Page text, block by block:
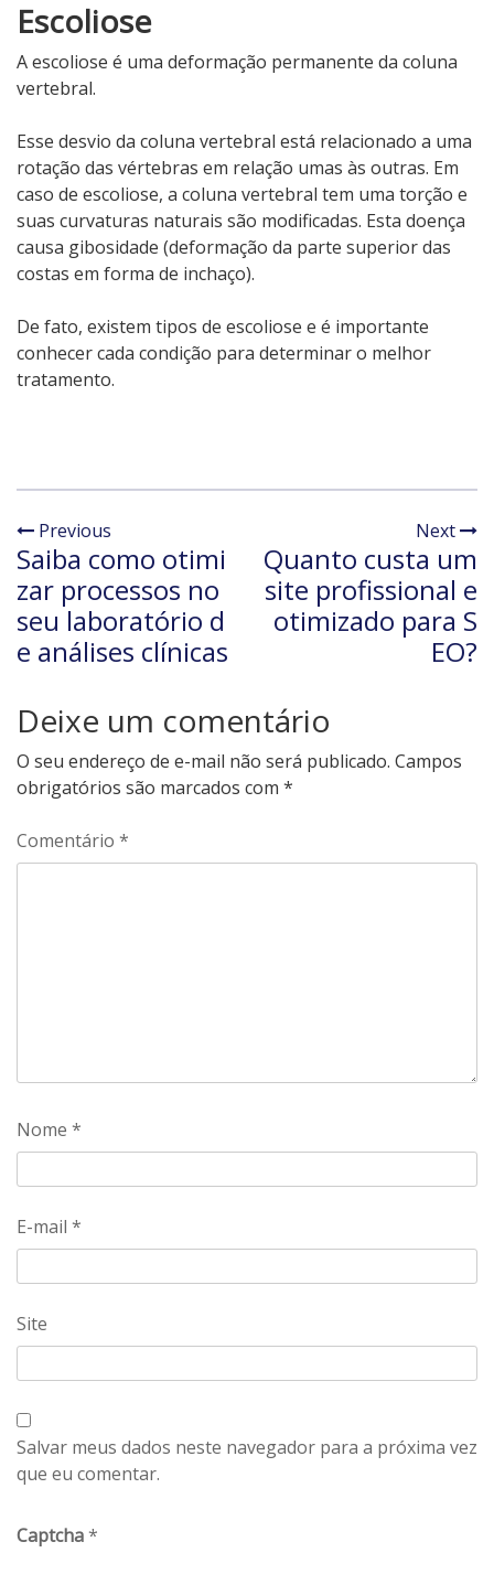
Escoliose
A escoliose é uma deformação permanente da coluna
vertebral.
Esse desvio da coluna vertebral está relacionado a uma
rotação das vértebras em relação umas às outras. Em
caso de escoliose, a coluna vertebral tem uma torção e
suas curvaturas naturais são modificadas. Esta doença
causa gibosidade (deformação da parte superior das
costas em forma de inchaço).
De fato, existem tipos de escoliose e é importante
conhecer cada condição para determinar o melhor
tratamento.
Previous
Saiba como otimi
zar processos no
seu laboratório d
e análises clínicas
Next
Quanto custa um
site profissional e
otimizado para S
EO?
Deixe um comentário
O seu endereço de e-mail não será publicado. Campos
obrigatórios são marcados com *
Comentário *
Nome *
E-mail *
Site
Salvar meus dados neste navegador para a próxima vez
que eu comentar.
Captcha*